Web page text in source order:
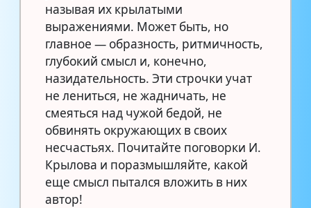
называя их крылатыми
выражениями. Может быть, но
главное — образность, ритмичность,
глубокий смысл и, конечно,
назидательность. Эти строчки учат
не лениться, не жадничать, не
смеяться над чужой бедой, не
обвинять окружающих в своих
несчастьях. Почитайте поговорки И.
Крылова и поразмышляйте, какой
еще смысл пытался вложить в них
автор!